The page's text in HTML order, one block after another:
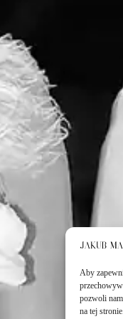
Aby
pozwoli
na tej